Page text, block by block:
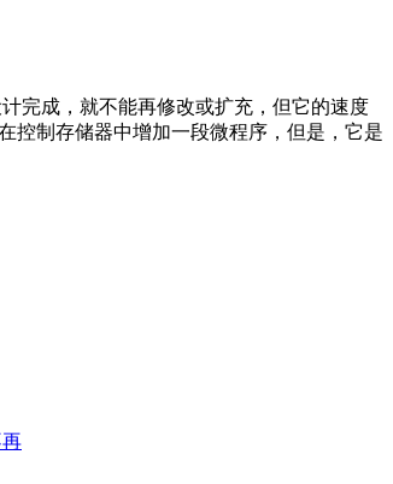
完成，就不能再修改或扩充，但它的速度
控制存储器中增加一段微程序，但是，它是